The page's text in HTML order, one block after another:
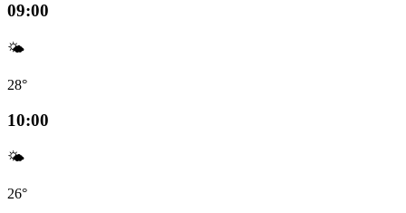
09:00
🌤️
28°
10:00
🌤️
26°